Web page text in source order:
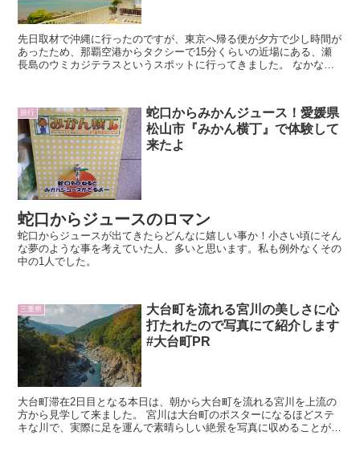
先日取材で沖縄に行ったのですが、東京へ帰る便が夕方で少し時間が
あったため、那覇空港からタクシーで15分くらいの近場にある、瀬
長島のウミカジテラスというスポットに行ってきました。 なかなか
旅行
蛇口からみかんジュース！愛媛県
松山市『みかん横丁』で体験して
来たよ
蛇口からジュースのロマン
蛇口からジュースが出てきたらどんなに嬉しい事か！小さい頃にそん
な夢のような事を考えていた人、多いと思います。私も例外なくその
中の1人でした。
三重県
大台町を流れる宮川の美しさに心
打たれたので写真にて紹介します
#大台町PR
大台町滞在2日目となる本日は、朝から大台町を流れる宮川を上流の
方から見学して来ました。 宮川は大台町のポスターになるほどステ
キな川で、実際に足を運んで素晴らしい絶景を写真に収めることがで